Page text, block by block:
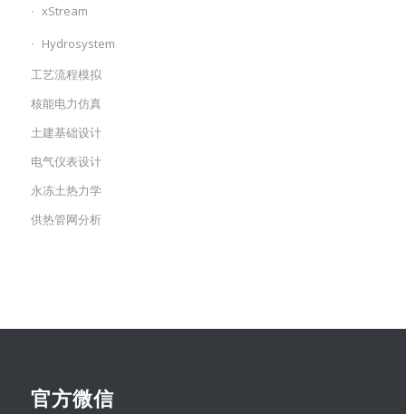
xStream
Hydrosystem
工艺流程模拟
核能电力仿真
土建基础设计
电气仪表设计
永冻土热力学
供热管网分析
官方微信